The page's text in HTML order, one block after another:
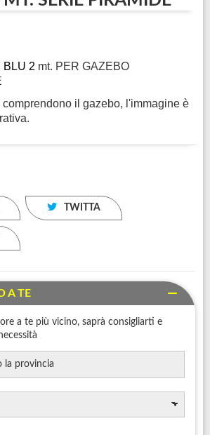
BLU 2 mt. PER GAZEBO
comprendono il gazebo, l'immagine è
TWITTA
A TE
a te più vicino, saprà consigliarti e